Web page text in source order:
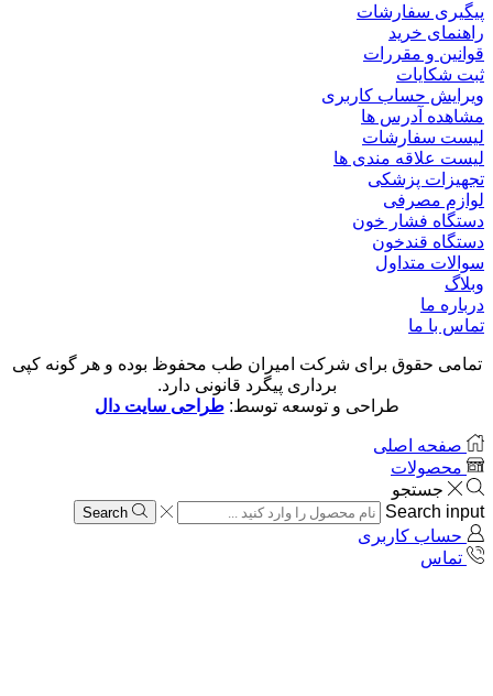
پیگیری سفارشات
راهنمای خرید
قوانین و مقررات
ثبت شکایات
ویرایش حساب کاربری
مشاهده آدرس ها
لیست سفارشات
لیست علاقه مندی ها
تجهیزات پزشکی
لوازم مصرفی
دستگاه فشار خون
دستگاه قندخون
سوالات متداول
وبلاگ
درباره ما
تماس با ما
تمامی حقوق برای شرکت امیران طب محفوظ بوده و هر گونه کپی
برداری پیگرد قانونی دارد.
طراحی و توسعه توسط:طراحی سایت دال
صفحه اصلی
محصولات
جستجو
Search input
Search
حساب کاربری
تماس